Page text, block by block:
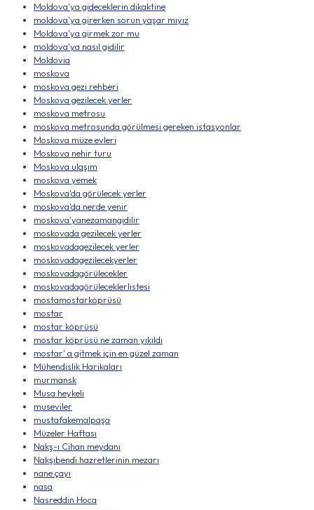
Moldova'ya gideceklerin dikaktine
moldova'ya girerken sorun yaşar mıyız
Moldova'ya girmek zor mu
moldova'ya nasıl gidilir
Moldovia
moskova
moskova gezi rehberi
Moskova gezilecek yerler
moskova metrosu
moskova metrosunda görülmesi gereken istasyonlar
Moskova müze evleri
Moskova nehir turu
Moskova ulaşım
moskova yemek
Moskova'da görülecek yerler
moskova'da nerde yenir
moskova'yanezamangidilir
moskovada gezilecek yerler
moskovadagezilecek yerler
moskovadagezilecekyerler
moskovadagörülecekler
moskovadagörüleceklerlistesi
mostamostarköprüsü
mostar
mostar köprüsü
mostar köprüsü ne zaman yıkıldı
mostar' a gitmek için en güzel zaman
Mühendislik Harikaları
murmansk
Musa heykeli
museviler
mustafakemalpaşa
Müzeler Haftası
Nakş-ı Cihan meydanı
Nakşıbendi hazretlerinin mezarı
nane çayı
nasa
Nasreddin Hoca